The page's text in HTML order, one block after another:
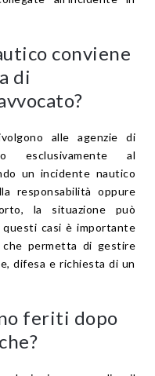
conviene
di
alle agenzie di
esclusivamente al
un incidente nautico
responsabilità oppure
la situazione può
casi è importante
permetta di gestire
difesa e richiesta di un
feriti dopo